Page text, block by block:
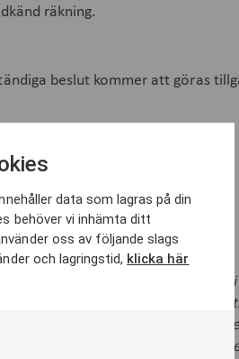
räkning.
beslut kommer att göras
kontakta:
+46 (0) 70
569 66 73
84 57
i Stockholm och Mälardalen
människor i centrum. Vi hjälper
projekt erbjuda kunskap och
hela livslängd. Vi bygger
data som lagras på din
behöver vi inhämta ditt
oss av följande slags
och lagringstid, klicka här